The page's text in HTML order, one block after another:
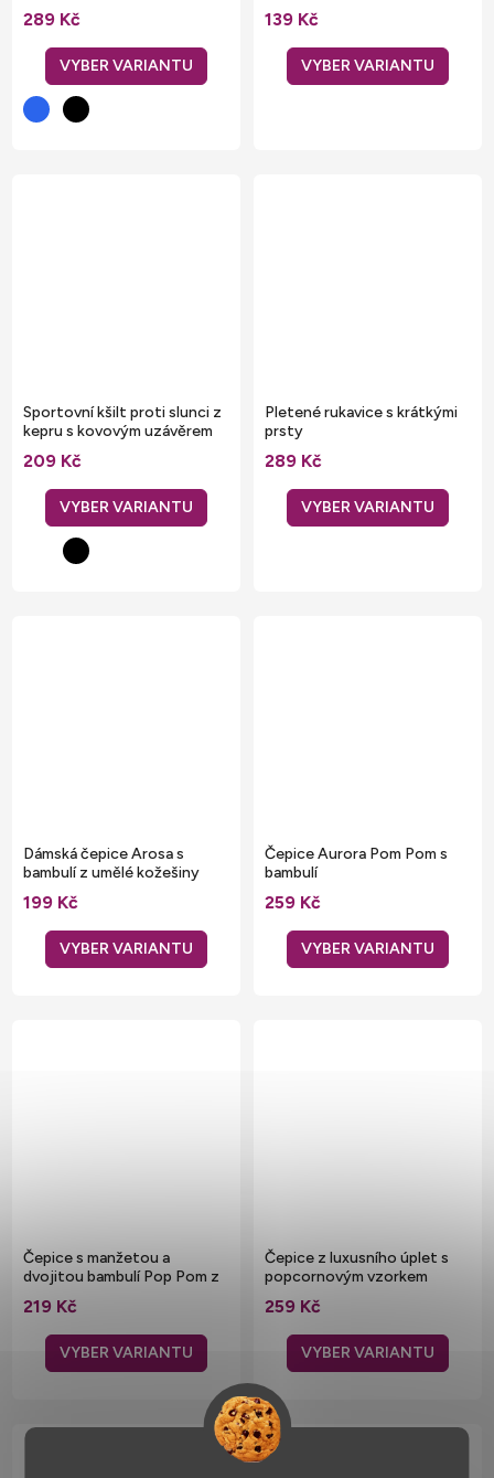
289 Kč 139 Kč
Sportovní kšilt proti slunci z
kepru s kovovým uzávěrem
209 Kč
Pletené rukavice s krátkými
prsty
289 Kč
Dámská čepice Arosa s
bambulí z umělé kožešiny
Beechfield
199 Kč
Čepice Aurora Pom Pom s
bambulí
259 Kč
Čepice s manžetou a
dvojitou bambulí Pop Pom z
umělé kožešiny
219 Kč
Čepice z luxusního úplet s
popcornovým vzorkem
259 Kč